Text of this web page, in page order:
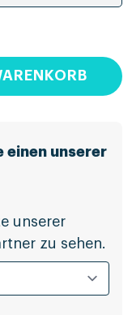
einen unserer
unserer
zu sehen.